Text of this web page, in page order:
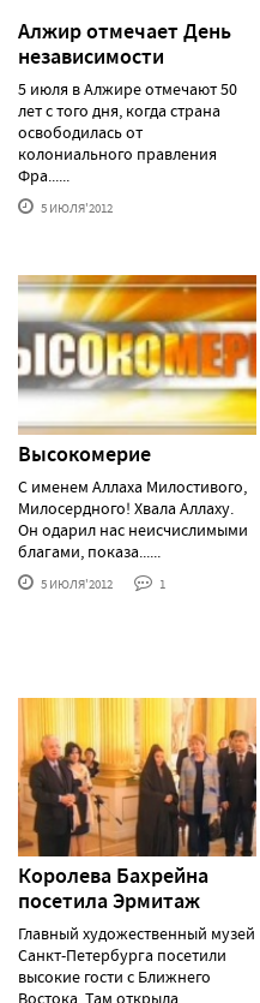
Алжир отмечает День
независимости
5 июля в Алжире отмечают 50
лет с того дня, когда страна
освободилась от
колониального правления
Фра......
5 ИЮЛЯ'2012
Высокомерие
С именем Аллаха Милостивого,
Милосердного! Хвала Аллаху.
Он одарил нас неисчислимыми
благами, показа......
5 ИЮЛЯ'2012 1
Королева Бахрейна
посетила Эрмитаж
Главный художественный музей
Санкт-Петербурга посетили
высокие гости с Ближнего
Востока. Там открыла......